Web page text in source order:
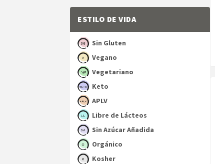
ESTILO DE VIDA
Sin Gluten
Vegano
Vegetariano
Keto
APLV
Libre de Lácteos
Sin Azúcar Añadida
Orgánico
Kosher